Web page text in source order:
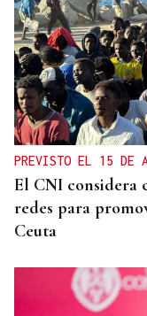
PREVISTO EL 15 DE
El CNI considera
redes para
Ceuta